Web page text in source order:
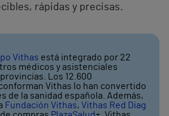
rápidas y precisas.
Vithas está integrado por 22
médicos y asistenciales
Los 12.600
Vithas lo han convertido
de la sanidad española. Además,
Fundación Vithas, Vithas Red Diag